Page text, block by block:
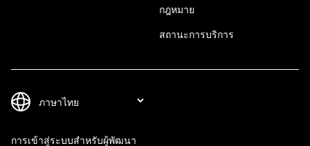
กฎหมาย
สถานะการบริการ
การเข้าสู่ระบบสำหรับผู้พัฒนา